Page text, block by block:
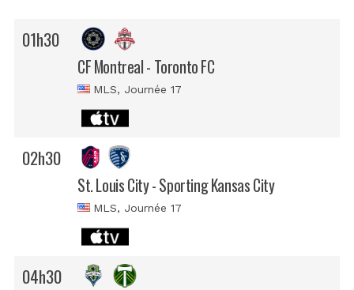
01h30
CF Montreal - Toronto FC
MLS, Journée 17
02h30
St. Louis City - Sporting Kansas City
MLS, Journée 17
04h30